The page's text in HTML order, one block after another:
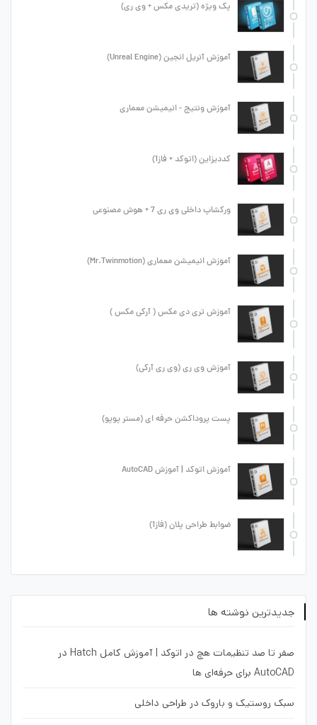
پک ویژه (تریدی مکس + وی ری)
آموزش آنریل انجین (Unreal Engine)
آموزش ونتیج - انیمیشن معماری
کددیزاین (اتوکد + فاز1)
ورکشاپ داخلی وی ری 7 + هوش مصنوعی
آموزش انیمیشن معماری (Mr.Twinmotion)
آموزش تری دی مکس ( آرکی مکس )
آموزش وی ری (وی ری آرکی)
پست پروداکشن حرفه ای (مستر پوپو)
آموزش اتوکد | آموزش AutoCAD
ضوابط طراحی پلان (فاز1)
جدیدترین نوشته ها
صفر تا صد تنظیمات هچ در اتوکد | آموزش کامل Hatch در
AutoCAD برای حرفه‌ای ها
سبک روستیک و باروک در طراحی داخلی